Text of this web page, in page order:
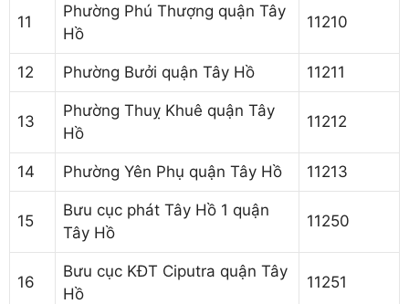
11
Phường Phú Thượng quận Tây
Hồ
11210
12 Phường Bưởi quận Tây Hồ 11211
13
Phường Thuỵ Khuê quận Tây
Hồ
11212
14 Phường Yên Phụ quận Tây Hồ 11213
15
Bưu cục phát Tây Hồ 1 quận
Tây Hồ
11250
16
Bưu cục KĐT Ciputra quận Tây
Hồ
11251